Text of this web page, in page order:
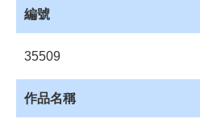
網
站
覽
編號
35509
作品名稱